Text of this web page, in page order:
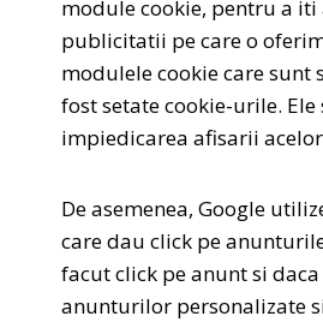
module cookie, pentru a
publicitatii pe care o
modulele cookie care sunt
fost setate cookie-urile.
impiedicarea afisarii
De asemenea, Google
care dau click pe
facut click pe anunt si
anunturilor personalizate